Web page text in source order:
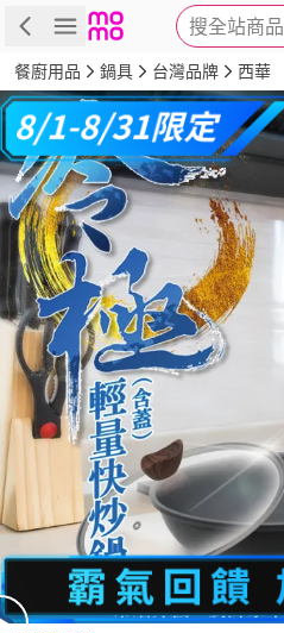
搜全站商品
商品 評價 詳情
餐廚用品 鍋具 台灣品牌 西華